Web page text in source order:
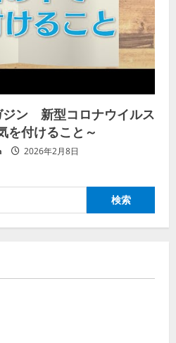
ジン 新型コロナウイルス
を付けること～
2026年2月8日